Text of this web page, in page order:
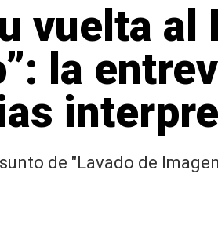
vuelta
la
de "Lavado de